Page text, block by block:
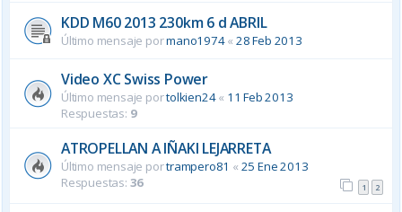
KDD M60 2013 230km 6 d ABRIL
Último mensaje pormano1974«28 Feb 2013
Video XC Swiss Power
Último mensaje portolkien24« 11 Feb 2013
Respuestas: 9
ATROPELLAN A IÑAKI LEJARRETA
Último mensaje portrampero81 « 25 Ene 2013
Respuestas: 36 1 2